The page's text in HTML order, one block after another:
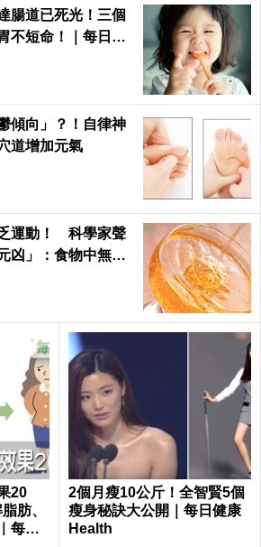
腸道已死光！三個
不短命！｜每日健
傾向」？！自律神
道增加元氣
運動！ 科學家聲
凶」：食物中無處
20
肪、
每日
2個月瘦10公斤！全智賢5個
瘦身秘訣大公開｜每日健康
Health